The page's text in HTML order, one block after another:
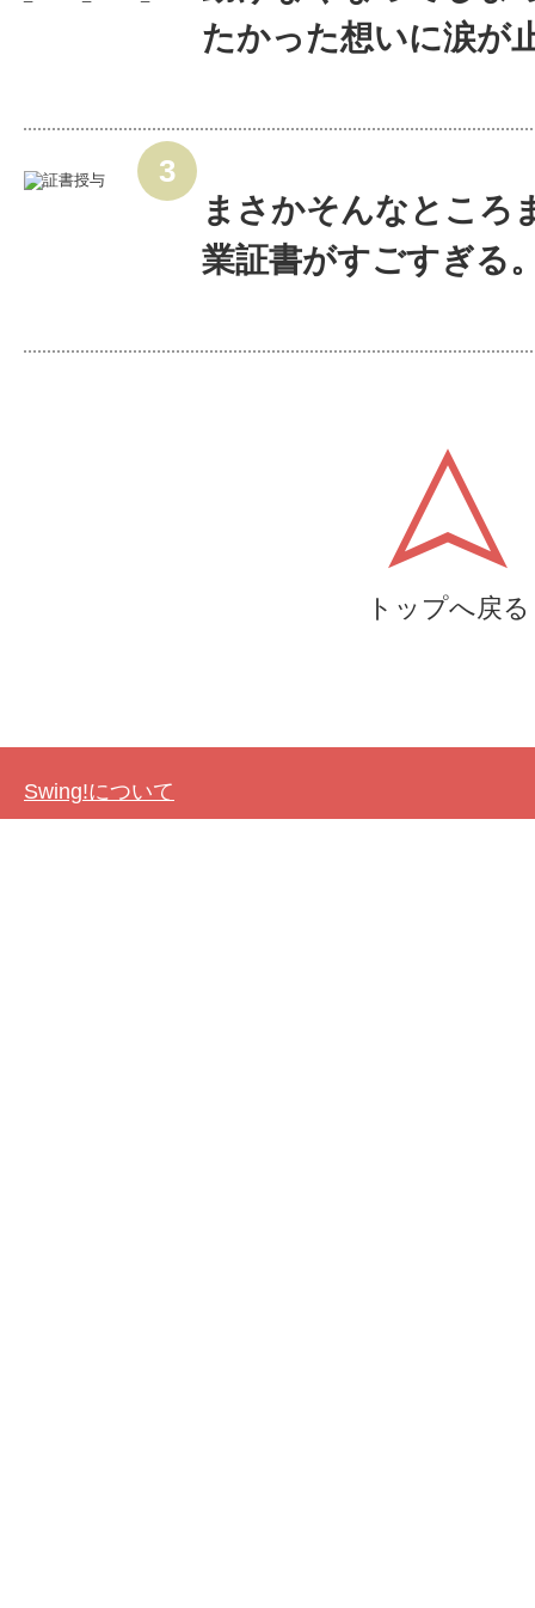
たかった想いに涙が
まさかそんなところ
業証書がすごすぎる
トップへ戻る
Swing!について